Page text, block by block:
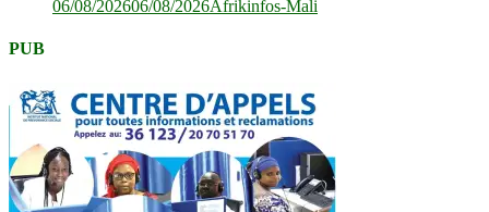
06/08/202606/08/2026Afrikinfos-Mali
PUB